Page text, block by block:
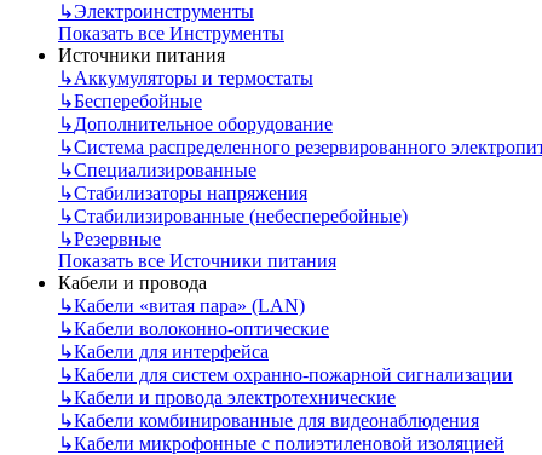
↳Электроинструменты
Показать все Инструменты
Источники питания
↳Аккумуляторы и термостаты
↳Бесперебойные
↳Дополнительное оборудование
↳Система распределенного резервированного
↳Специализированные
↳Стабилизаторы напряжения
↳Стабилизированные (небесперебойные)
↳Резервные
Показать все Источники питания
Кабели и провода
↳Кабели «витая пара» (LAN)
↳Кабели волоконно-оптические
↳Кабели для интерфейса
↳Кабели для систем охранно-пожарной сигнализации
↳Кабели и провода электротехнические
↳Кабели комбинированные для видеонаблюдения
↳Кабели микрофонные с полиэтиленовой изоляцией